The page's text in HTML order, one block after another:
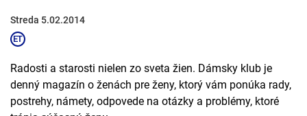
Streda 5.02.2014
Radosti a starosti nielen zo sveta žien. Dámsky klub je
denný magazín o ženách pre ženy, ktorý vám ponúka rady,
postrehy, námety, odpovede na otázky a problémy, ktoré